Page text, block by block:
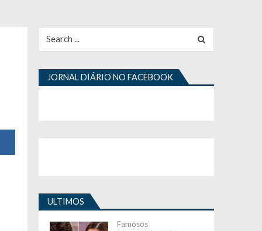
for:
JORNAL DIÁRIO NO FACEBOOK
ULTIMOS
Famosos